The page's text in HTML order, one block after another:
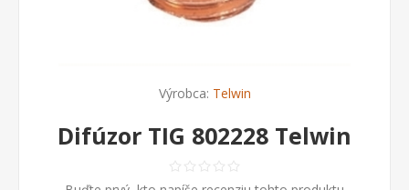
Výrobca: Telwin
Difúzor TIG 802228 Telwin